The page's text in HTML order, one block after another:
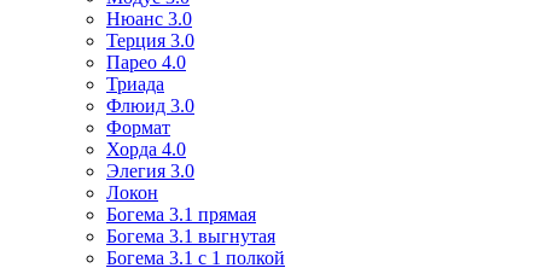
Нюанс 3.0
Терция 3.0
Парео 4.0
Триада
Флюид 3.0
Формат
Хорда 4.0
Элегия 3.0
Локон
Богема 3.1 прямая
Богема 3.1 выгнутая
Богема 3.1 с 1 полкой